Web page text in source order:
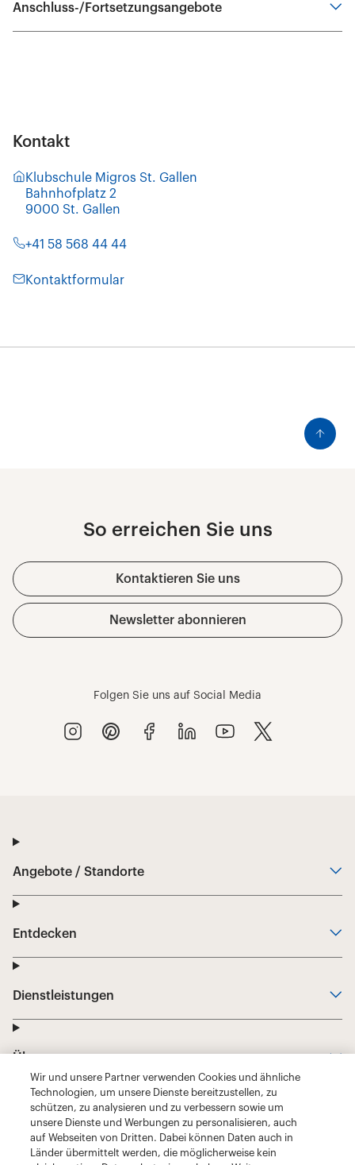
Wir und unsere Partner verwenden Cookies und ähnliche
Technologien, um unsere Dienste bereitzustellen, zu
schützen, zu analysieren und zu verbessern sowie um
unsere Dienste und Werbungen zu personalisieren, auch
auf Webseiten von Dritten. Dabei können Daten auch in
Länder übermittelt werden, die möglicherweise kein